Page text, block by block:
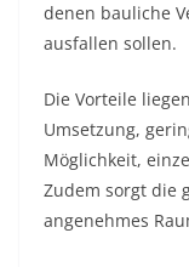
denen bauliche
ausfallen sollen.
Die Vorteile
Umsetzung,
Möglichkeit,
Zudem sorgt die
angenehmes